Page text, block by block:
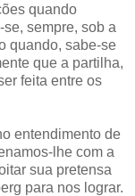
quando
sempre, sob a
quando, sabe-se
que a partilha,
feita entre os
entendimento de
lhe com a
sua pretensa
para nos lograr.